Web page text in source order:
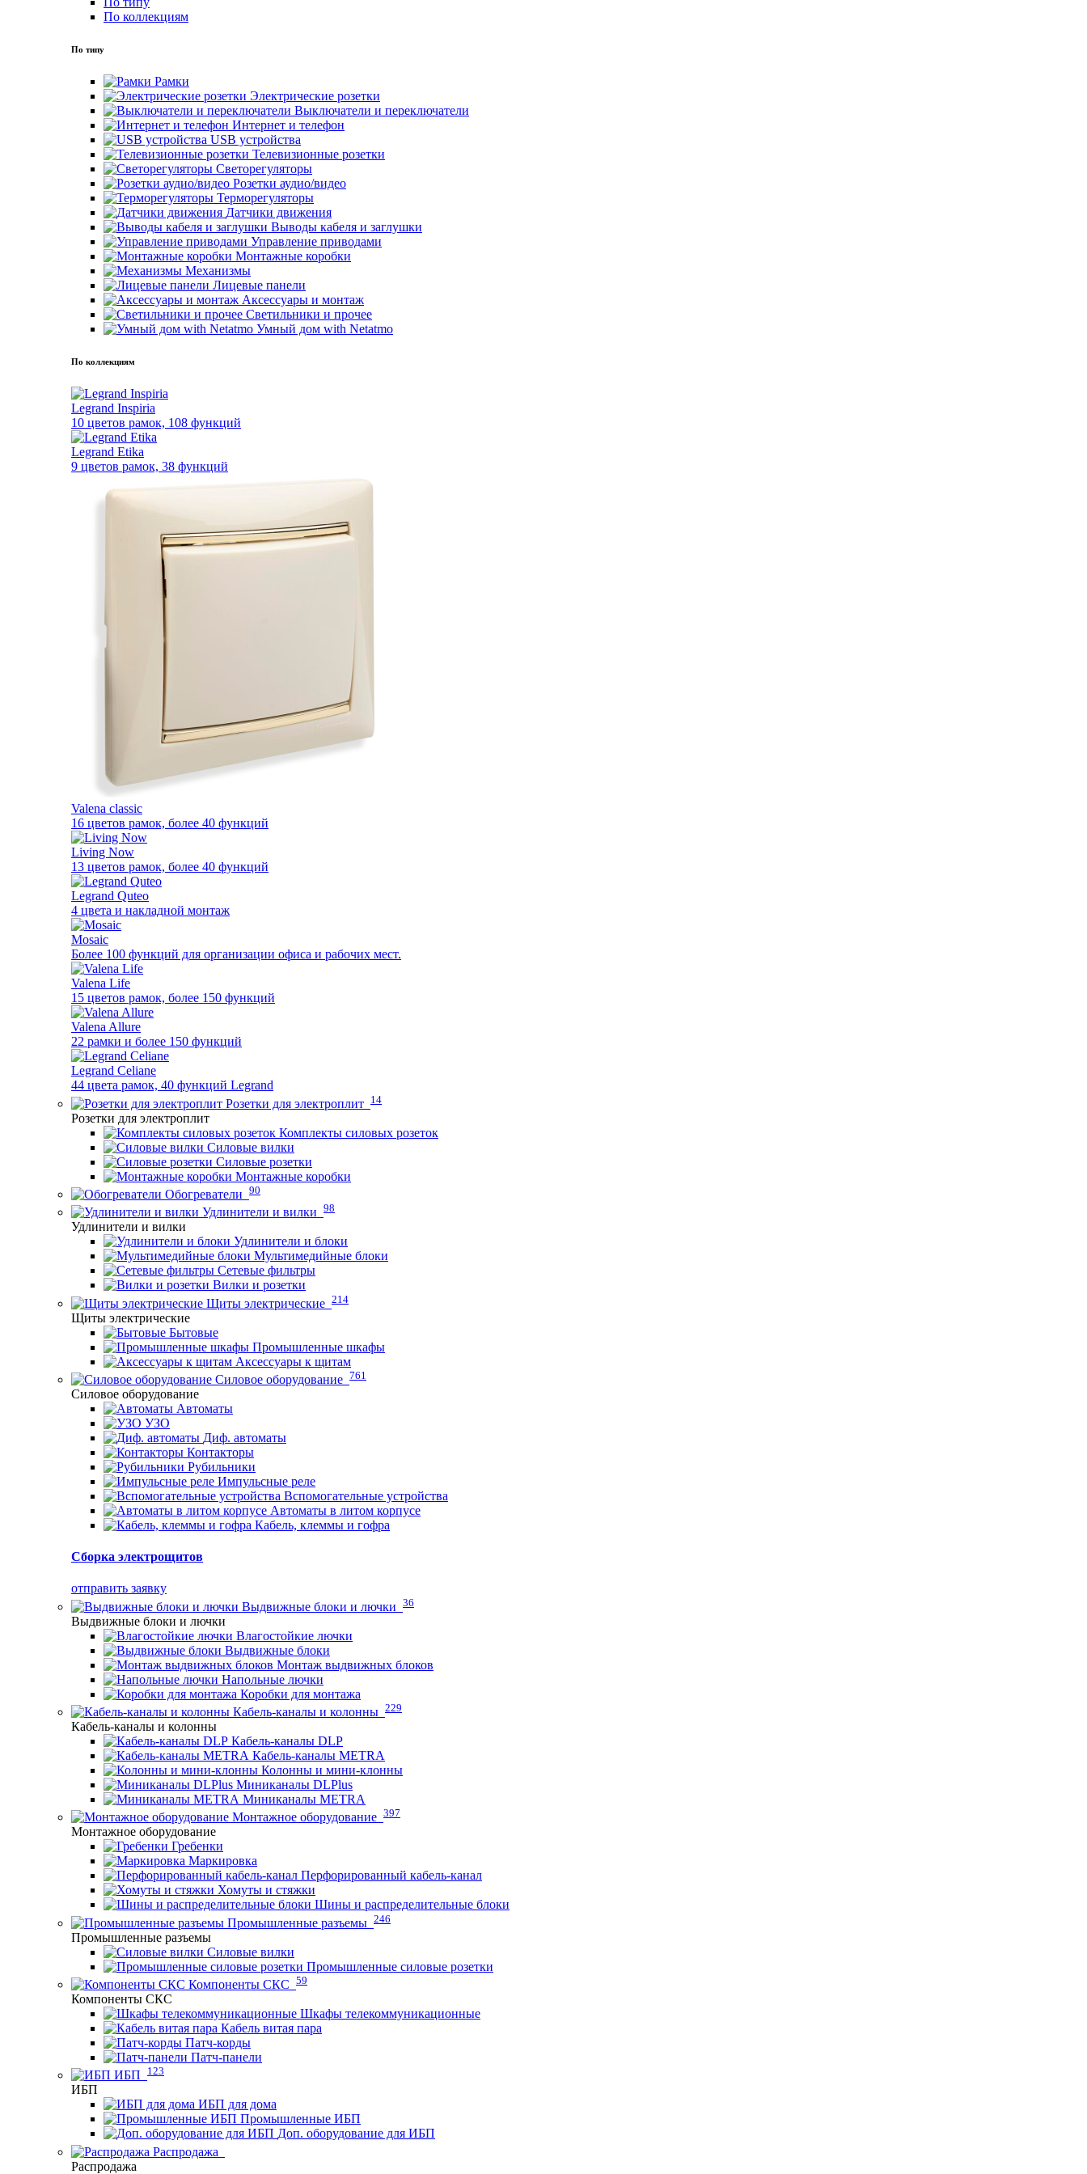
По коллекциям
По типу
Рамки
Электрические розетки
Выключатели и переключатели
Интернет и телефон
USB устройства
Телевизионные розетки
Светорегуляторы
Розетки аудио/видео
Терморегуляторы
Датчики движения
Выводы кабеля и заглушки
Управление приводами
Монтажные коробки
Механизмы
Лицевые панели
Аксессуары и монтаж
Светильники и прочее
Умный дом with Netatmo
По коллекциям
Legrand Inspiria
10 цветов рамок, 108 функций
Legrand Etika
9 цветов рамок, 38 функций
Valena classic
16 цветов рамок, более 40 функций
Living Now
13 цветов рамок, более 40 функций
Legrand Quteo
4 цвета и накладной монтаж
Mosaic
Более 100 функций для организации офиса и рабочих мест.
Valena Life
15 цветов рамок, более 150 функций
Valena Allure
22 рамки и более 150 функций
Legrand Celiane
44 цвета рамок, 40 функций Legrand
Розетки для электроплит 14
Розетки для электроплит
Комплекты силовых розеток
Силовые вилки
Силовые розетки
Монтажные коробки
Обогреватели 90
Удлинители и вилки 98
Удлинители и вилки
Удлинители и блоки
Мультимедийные блоки
Сетевые фильтры
Вилки и розетки
Щиты электрические 214
Щиты электрические
Бытовые
Промышленные шкафы
Аксессуары к щитам
Силовое оборудование 761
Силовое оборудование
Автоматы
УЗО
Диф. автоматы
Контакторы
Рубильники
Импульсные реле
Вспомогательные устройства
Автоматы в литом корпусе
Кабель, клеммы и гофра
Сборка электрощитов
отправить заявку
Выдвижные блоки и лючки 36
Выдвижные блоки и лючки
Влагостойкие лючки
Выдвижные блоки
Монтаж выдвижных блоков
Напольные лючки
Коробки для монтажа
Кабель-каналы и колонны 229
Кабель-каналы и колонны
Кабель-каналы DLP
Кабель-каналы METRA
Колонны и мини-клонны
Миниканалы DLPlus
Миниканалы METRA
Монтажное оборудование 397
Монтажное оборудование
Гребенки
Маркировка
Перфорированный кабель-канал
Хомуты и стяжки
Шины и распределительные блоки
Промышленные разъемы 246
Промышленные разъемы
Силовые вилки
Промышленные силовые розетки
Компоненты СКС 59
Компоненты СКС
Шкафы телекоммуникационные
Кабель витая пара
Патч-корды
Патч-панели
ИБП
123
ИБП
ИБП для дома
Промышленные ИБП
Доп. оборудование для ИБП
Распродажа
Распродажа